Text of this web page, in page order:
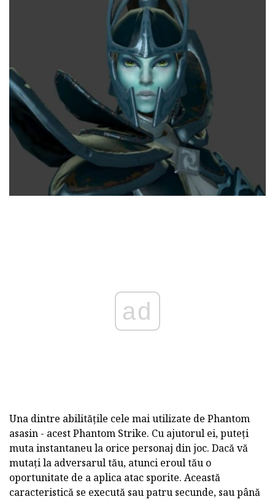
ad
Una dintre abilitățile cele mai utilizate de Phantom
asasin - acest Phantom Strike. Cu ajutorul ei, puteți
muta instantaneu la orice personaj din joc. Dacă vă
mutați la adversarul tău, atunci eroul tău o
oportunitate de a aplica atac sporite. Această
caracteristică se execută sau patru secunde, sau până